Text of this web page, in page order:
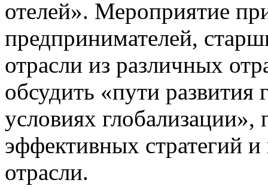
отелей». Мероприятие
предпринимателей,
отрасли из различных
обсудить «пути
условиях
эффективных стратегий
отрасли.